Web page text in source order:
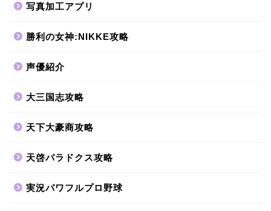
写真加工アプリ
勝利の女神:NIKKE攻略
声優紹介
大三国志攻略
天下大豪商攻略
天啓パラドクス攻略
実況パワフルプロ野球